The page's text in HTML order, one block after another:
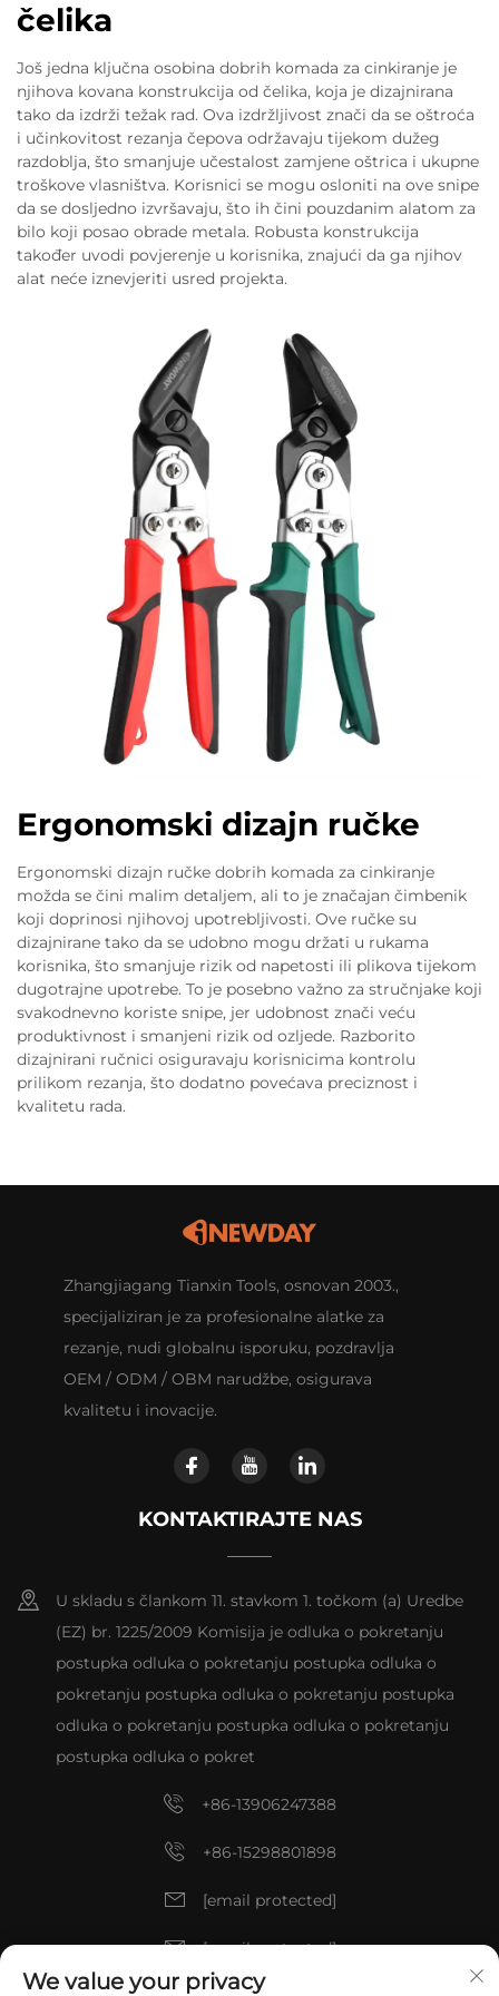
čelika
Još jedna ključna osobina dobrih komada za cinkiranje je
njihova kovana konstrukcija od čelika, koja je dizajnirana
tako da izdrži težak rad. Ova izdržljivost znači da se oštroća
i učinkovitost rezanja čepova održavaju tijekom dužeg
razdoblja, što smanjuje učestalost zamjene oštrica i ukupne
troškove vlasništva. Korisnici se mogu osloniti na ove snipe
da se dosljedno izvršavaju, što ih čini pouzdanim alatom za
bilo koji posao obrade metala. Robusta konstrukcija
također uvodi povjerenje u korisnika, znajući da ga njihov
alat neće iznevjeriti usred projekta.
Ergonomski dizajn ručke
Ergonomski dizajn ručke dobrih komada za cinkiranje
možda se čini malim detaljem, ali to je značajan čimbenik
koji doprinosi njihovoj upotrebljivosti. Ove ručke su
dizajnirane tako da se udobno mogu držati u rukama
korisnika, što smanjuje rizik od napetosti ili plikova tijekom
dugotrajne upotrebe. To je posebno važno za stručnjake koji
svakodnevno koriste snipe, jer udobnost znači veću
produktivnost i smanjeni rizik od ozljede. Razborito
dizajnirani ručnici osiguravaju korisnicima kontrolu
prilikom rezanja, što dodatno povećava preciznost i
kvalitetu rada.
Zhangjiagang Tianxin Tools, osnovan 2003.,
specijaliziran je za profesionalne alatke za
rezanje, nudi globalnu isporuku, pozdravlja
OEM / ODM / OBM narudžbe, osigurava
kvalitetu i inovacije.
KONTAKTIRAJTE NAS
U skladu s člankom 11. stavkom 1. točkom (a) Uredbe
(EZ) br. 1225/2009 Komisija je odluka o pokretanju
postupka odluka o pokretanju postupka odluka o
pokretanju postupka odluka o pokretanju postupka
odluka o pokretanju postupka odluka o pokretanju
postupka odluka o pokret
+86-13906247388
+86-15298801898
[email protected]
[email protected]
We value your privacy